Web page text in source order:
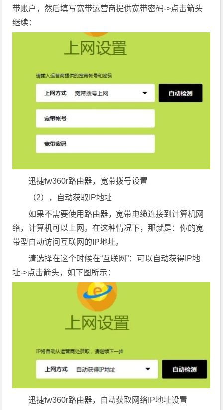
带账户，然后填写宽带运营商提供宽带密码->点击箭头
继续：
迅捷fw360r路由器，宽带拨号设置
（2），自动获取IP地址
如果不需要使用路由器，宽带电缆连接到计算机网
络，计算机可以上网。在这种情况下，那就是：你的宽
带型自动访问互联网的IP地址。
请选择在这个时候在“互联网”：可以自动获得IP地
址->点击箭头，如下图所示：
迅捷fw360r路由器，自动获取网络IP地址设置